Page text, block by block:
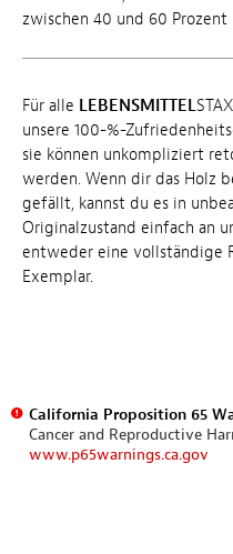
zwischen 40 und 60 Prozent
Für alle LEBENSMITTEL
unsere 100-%-
sie können unkompliziert
werden. Wenn dir das Holz
gefällt, kannst du es in
Originalzustand einfach an
entweder eine vollständige
Exemplar.
California Proposition 65
Cancer and Reproductive
www.p65warnings.ca.gov